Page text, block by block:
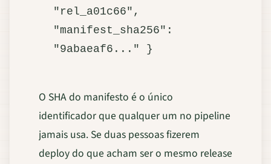
"rel_a01c66",
"manifest_sha256":
O SHA do manifesto é o único
identificador que qualquer um no pipeline
jamais usa. Se duas pessoas fizerem
deploy do que acham ser o mesmo release